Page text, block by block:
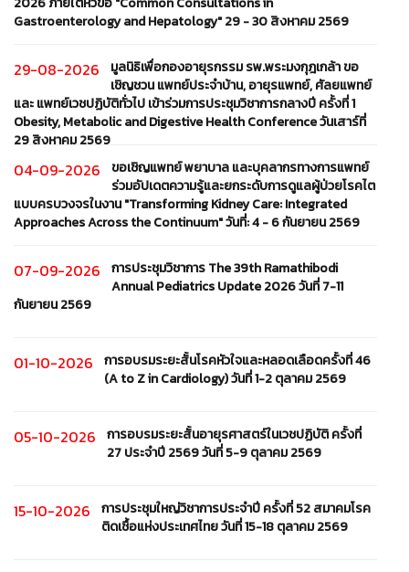
Gastroenterology and Hepatology" 29 - 30 สิงหาคม 2569
29-08-2026
มูลนิธิเพื่อกองอายุรกรรม รพ.พระมงกุฎเกล้า ขอ
เชิญชวน แพทย์ประจำบ้าน, อายุรแพทย์, ศัลยแพทย์
และ แพทย์เวชปฏิบัติทั่วไป เข้าร่วมการประชุมวิชาการกลางปี ครั้งที่ 1
Obesity, Metabolic and Digestive Health Conference วันเสาร์ที่
29 สิงหาคม 2569
04-09-2026
ขอเชิญแพทย์ พยาบาล และบุคลากรทางการแพทย์
ร่วมอัปเดตความรู้และยกระดับการดูแลผู้ป่วยโรคไต
แบบครบวงจรในงาน "Transforming Kidney Care: Integrated
Approaches Across the Continuum" วันที่: 4 - 6 กันยายน 2569
07-09-2026
การประชุมวิชาการ The 39th Ramathibodi
Annual Pediatrics Update 2026 วันที่ 7-11
กันยายน 2569
01-10-2026
การอบรมระยะสั้นโรคหัวใจและหลอดเลือดครั้งที่ 46
(A to Z in Cardiology) วันที่ 1-2 ตุลาคม 2569
05-10-2026
การอบรมระยะสั้นอายุรศาสตร์ในเวชปฏิบัติ ครั้งที่
27 ประจำปี 2569 วันที่ 5-9 ตุลาคม 2569
15-10-2026
การประชุมใหญ่วิชาการประจำปี ครั้งที่ 52 สมาคมโรค
ติดเชื้อแห่งประเทศไทย วันที่ 15-18 ตุลาคม 2569